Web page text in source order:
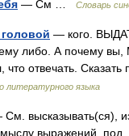
— См … Словарь
— кого.
либо. А почему
что отвечать.
литературного языка
высказывать(ся),
выражений.